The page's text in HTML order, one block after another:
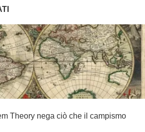
Theory nega ciò che il campismo